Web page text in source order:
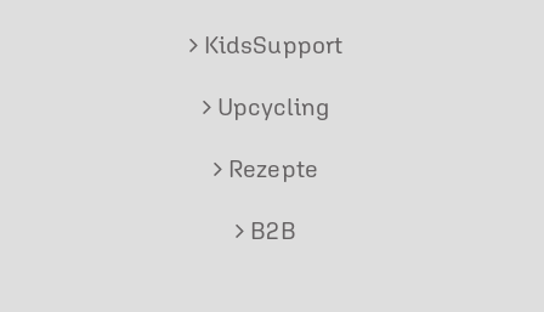
KidsSupport
Upcycling
Rezepte
B2B